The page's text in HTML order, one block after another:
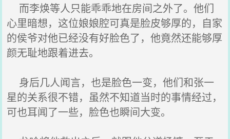
而李焕等人只能乖乖地在房间之外了。他们
心里暗想，这位娘娘腔可真是脸皮够厚的，自家
的侯爷对他已经没有好脸色了，他竟然还能够厚
颜无耻地跟着进去。
身后几人闻言，也是脸色一变，他们和张一
星的关系很不错，虽然不知道当时的事情经过，
可也耳闻了一些，脸色也瞬间大变。